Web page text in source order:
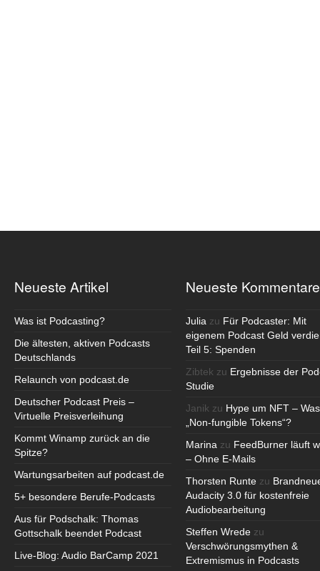
Neueste Artikel
Was ist Podcasting?
Die ältesten, aktiven Podcasts
Deutschlands
Relaunch von podcast.de
Deutscher Podcast Preis –
Virtuelle Preisverleihung
Kommt Winamp zurück an die
Spitze?
Wartungsarbeiten auf podcast.de
5+ besondere Berufe-Podcasts
Aus für Podschalk: Thomas
Gottschalk beendet Podcast
Live-Blog: Audio BarCamp 2021
Neueste Kommentare
Julia zu Für Podcaster: Mit
eigenem Podcast Geld
Teil 5: Spenden
Zibtek zu Ergebnisse der
Studie
Janik zu Hype um NFT –
„Non-fungible Tokens“?
Marina zu FeedBurner läuft
– Ohne E-Mails
Thorsten Runte zu
Audacity 3.0 für kostenfreie
Audiobearbeitung
Steffen Wrede zu
Verschwörungsmythen &
Extremismus in Podcasts